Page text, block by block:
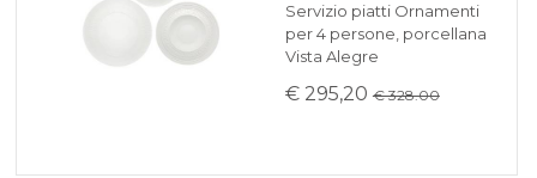
Servizio piatti Ornamenti
per 4 persone, porcellana
Vista Alegre
€ 295,20 € 328.00